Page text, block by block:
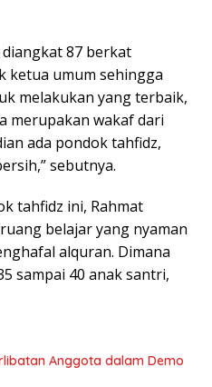
87 berkat
ketua umum sehingga
melakukan yang terbaik,
merupakan wakaf dari
ada pondok tahfidz,
sebutnya.
tahfidz ini, Rahmat
belajar yang nyaman
alquran. Dimana
sampai 40 anak santri,
Anggota dalam Demo